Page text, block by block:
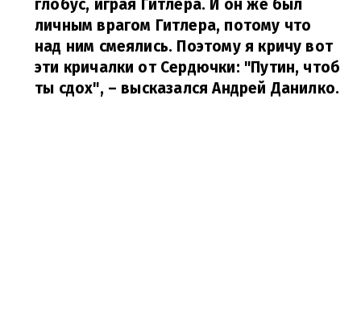
глобус, играя Гитлера. И он же был
личным врагом Гитлера, потому что
над ним смеялись. Поэтому я кричу вот
эти кричалки от Сердючки: "Путин, чтоб
ты сдох", – высказался Андрей Данилко.